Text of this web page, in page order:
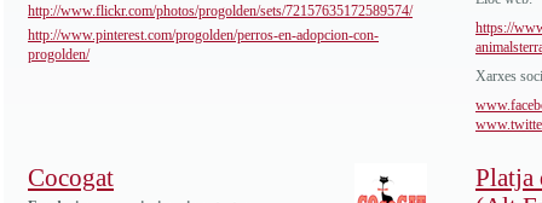
http://www.flickr.com/photos/progolden/sets/72157635172589574/
http://www.pinterest.com/progolden/perros-en-adopcion-con-
progolden/
https://
Xarxes
Cocogat
Platja